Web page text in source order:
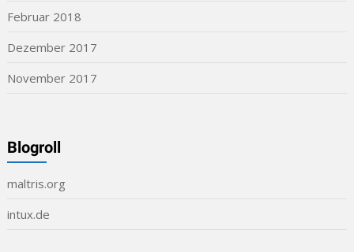
Februar 2018
Dezember 2017
November 2017
Blogroll
maltris.org
intux.de